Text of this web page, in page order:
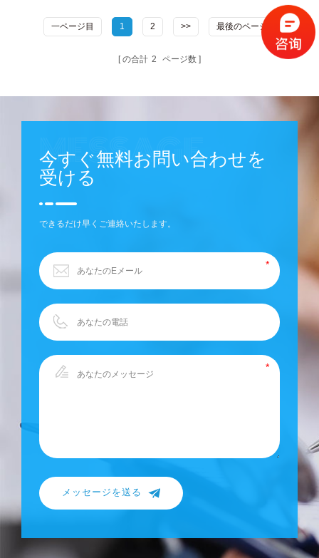
一ページ目 1 2 >> 最後のページ
の合計 2 ページ数
今すぐ無料お問い合わせを
受ける
できるだけ早くご連絡いたします。
メッセージを送る